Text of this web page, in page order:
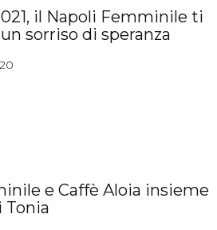
il Napoli Femminile ti
sorriso di speranza
e Caffè Aloia insieme
Tonia